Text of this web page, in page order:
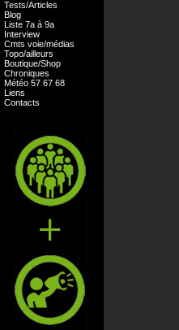
Tests/Articles
Blog
Liste 7a à 9a
Interview
Cmts voie/médias
Topo/ailleurs
Boutique/Shop
Chroniques
Météo 57 67 68
Liens
Contacts